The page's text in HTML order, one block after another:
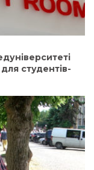
студентів-